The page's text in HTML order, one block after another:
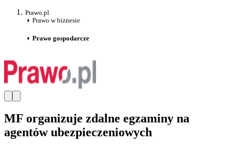
Prawo.pl
Prawo w biznesie
Prawo gospodarcze
MF organizuje zdalne egzaminy na
agentów ubezpieczeniowych